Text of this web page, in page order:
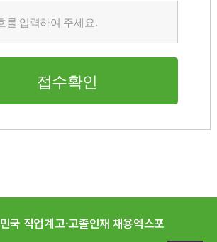
접수확인
국 직업계고·고졸인재 채용엑스포